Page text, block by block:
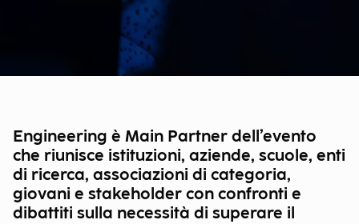
Engineering è Main Partner dell’evento
che riunisce istituzioni, aziende, scuole, enti
di ricerca, associazioni di categoria,
giovani e stakeholder con confronti e
dibattiti sulla necessità di superare il